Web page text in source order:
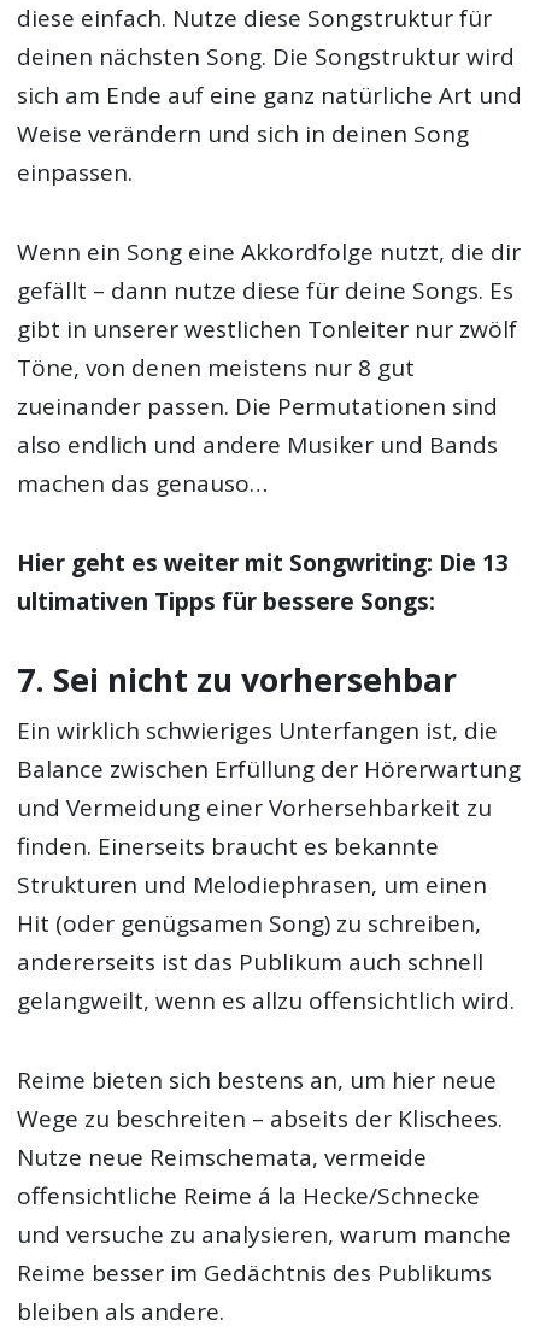
diese einfach. Nutze diese Songstruktur für
deinen nächsten Song. Die Songstruktur wird
sich am Ende auf eine ganz natürliche Art und
Weise verändern und sich in deinen Song
einpassen.
Wenn ein Song eine Akkordfolge nutzt, die dir
gefällt – dann nutze diese für deine Songs. Es
gibt in unserer westlichen Tonleiter nur zwölf
Töne, von denen meistens nur 8 gut
zueinander passen. Die Permutationen sind
also endlich und andere Musiker und Bands
machen das genauso…
Hier geht es weiter mit Songwriting: Die 13
ultimativen Tipps für bessere Songs:
7. Sei nicht zu vorhersehbar
Ein wirklich schwieriges Unterfangen ist, die
Balance zwischen Erfüllung der Hörerwartung
und Vermeidung einer Vorhersehbarkeit zu
finden. Einerseits braucht es bekannte
Strukturen und Melodiephrasen, um einen
Hit (oder genügsamen Song) zu schreiben,
andererseits ist das Publikum auch schnell
gelangweilt, wenn es allzu offensichtlich wird.
Reime bieten sich bestens an, um hier neue
Wege zu beschreiten – abseits der Klischees.
Nutze neue Reimschemata, vermeide
offensichtliche Reime á la Hecke/Schnecke
und versuche zu analysieren, warum manche
Reime besser im Gedächtnis des Publikums
bleiben als andere.